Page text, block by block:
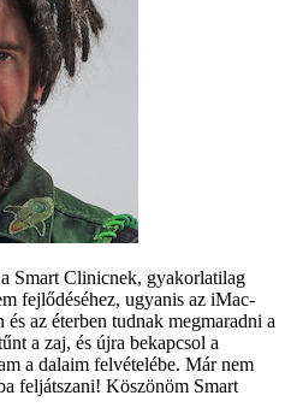
Smart Clinicnek, gyakorlatilag
fejlődéséhez, ugyanis az iMac-
az éterben tudnak megmaradni a
a zaj, és újra bekapcsol a
a dalaim felvételébe. Már nem
feljátszani! Köszönöm Smart